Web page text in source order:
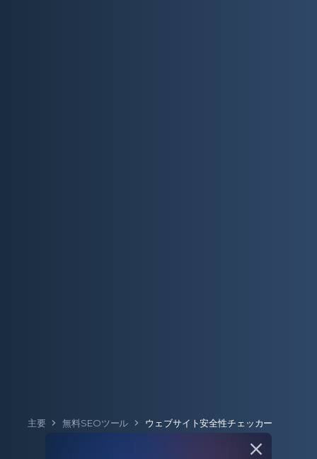
主要 無料SEOツール ウェブサイト安全性チェッカー